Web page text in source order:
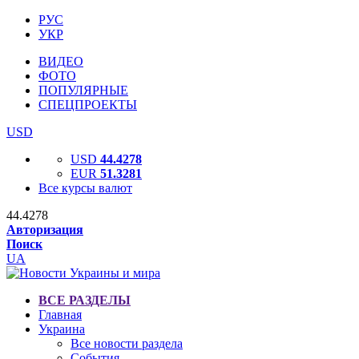
РУС
УКР
ВИДЕО
ФОТО
ПОПУЛЯРНЫЕ
СПЕЦПРОЕКТЫ
USD
USD 44.4278
EUR 51.3281
Все курсы валют
44.4278
Авторизация
Поиск
UA
ВСЕ РАЗДЕЛЫ
Главная
Украина
Все новости раздела